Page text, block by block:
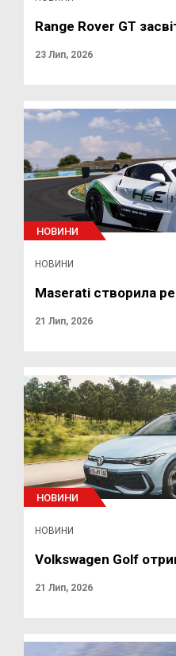
Range Rover GT
23 Лип, 2026
НОВИНИ
НОВИНИ
Maserati створила
21 Лип, 2026
НОВИНИ
НОВИНИ
Volkswagen Golf
21 Лип, 2026